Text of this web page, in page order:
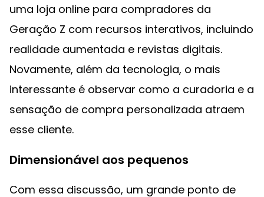
uma loja online para compradores da
Geração Z com recursos interativos, incluindo
realidade aumentada e revistas digitais.
Novamente, além da tecnologia, o mais
interessante é observar como a curadoria e a
sensação de compra personalizada atraem
esse cliente.
Dimensionável aos pequenos
Com essa discussão, um grande ponto de